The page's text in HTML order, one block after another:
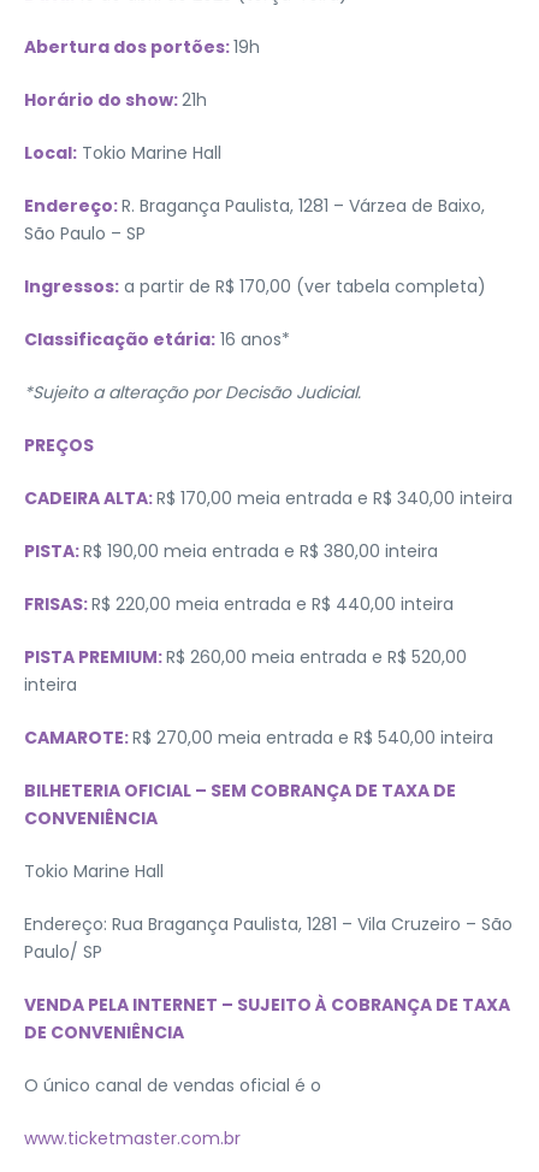
Abertura dos portões:19h
Horário do show:21h
Local: Tokio Marine Hall
Endereço:R. Bragança Paulista, 1281 – Várzea de Baixo,
São Paulo – SP
Ingressos: a partir de R$ 170,00 (ver tabela completa)
Classificação etária: 16 anos*
*Sujeito a alteração por Decisão Judicial.
PREÇOS
CADEIRA ALTA:R$ 170,00 meia entrada e R$ 340,00 inteira
PISTA:R$ 190,00 meia entrada e R$ 380,00 inteira
FRISAS:R$ 220,00 meia entrada e R$ 440,00 inteira
PISTA PREMIUM:R$ 260,00 meia entrada e R$ 520,00
inteira
CAMAROTE:R$ 270,00 meia entrada e R$ 540,00 inteira
BILHETERIA OFICIAL – SEM COBRANÇA DE TAXA DE
CONVENIÊNCIA
Tokio Marine Hall
Endereço: Rua Bragança Paulista, 1281 – Vila Cruzeiro – São
Paulo/ SP
VENDA PELA INTERNET – SUJEITO À COBRANÇA DE TAXA
DE CONVENIÊNCIA
O único canal de vendas oficial é o
www.ticketmaster.com.br